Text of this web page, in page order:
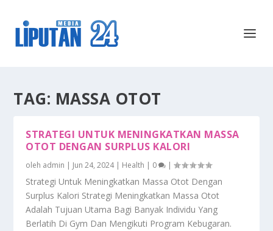
TAG: MASSA OTOT
STRATEGI UNTUK MENINGKATKAN MASSA
OTOT DENGAN SURPLUS KALORI
oleh admin | Jun 24, 2024| Health | 0 |
Strategi Untuk Meningkatkan Massa Otot Dengan
Surplus Kalori Strategi Meningkatkan Massa Otot
Adalah Tujuan Utama Bagi Banyak Individu Yang
Berlatih Di Gym Dan Mengikuti Program Kebugaran.